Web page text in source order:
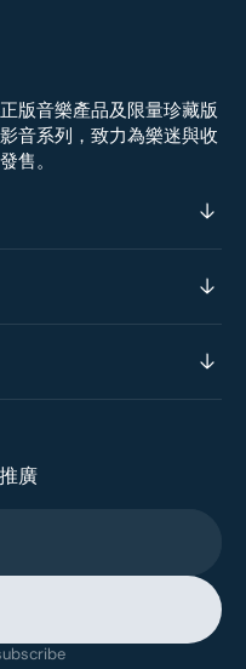
版音樂產品及限量珍藏版
音系列，致力為樂迷與收
售。
廣